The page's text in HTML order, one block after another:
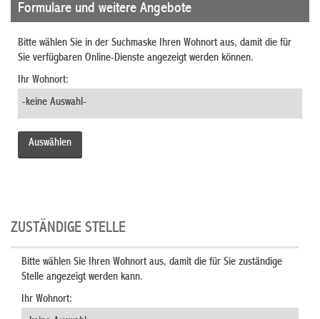
Formulare und weitere Angebote
Bitte wählen Sie in der Suchmaske Ihren Wohnort aus, damit die für
Sie verfügbaren Online-Dienste angezeigt werden können.
Ihr Wohnort:
ZUSTÄNDIGE STELLE
Bitte wählen Sie Ihren Wohnort aus, damit die für Sie zuständige
Stelle angezeigt werden kann.
Ihr Wohnort: